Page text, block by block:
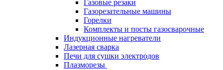
Газовые резаки
Газорезательные машины
Горелки
Комплекты и посты газосварочные
Индукционные нагреватели
Лазерная сварка
Печи для сушки электродов
Плазморезы